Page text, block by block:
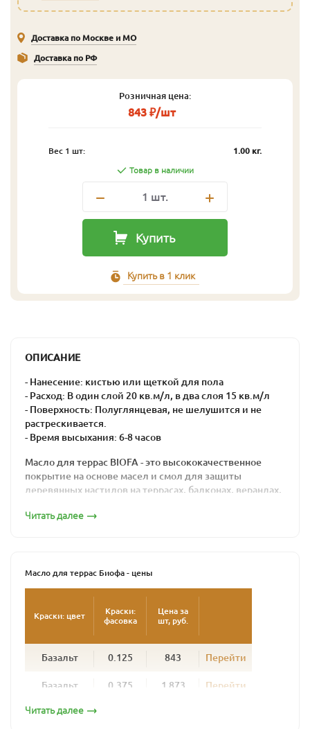
Доставка по Москве и МО
Доставка по РФ
Розничная цена:
843 ₽/шт
Вес 1 шт: 1.00 кг.
Товар в наличии
1 шт.
Купить
Купить в 1 клик
ОПИСАНИЕ
- Нанесение: кистью или щеткой для пола
- Расход: В один слой 20 кв.м/л, в два слоя 15 кв.м/л
- Поверхность: Полуглянцевая, не шелушится и не
растрескивается.
- Время высыхания: 6-8 часов
Масло для террас BIOFA - это высококачественное
покрытие на основе масел и смол для защиты
деревянных настилов на террасах, балконах, верандах,
поверхностей из европейских пород древесины.
ранее обработанной маслами. Глубоко пропитывая
образует пленки и позволяет дереву «дышать».
Продукт изготовлен из природных, натуральных
компонентов, не вызывает аллергической реакции как
поверхность от биопоражений: плесени, грибков и
Читать далее
Масло для террас Биофа - цены
Краски: цвет
Краски:
фасовка
Цена за
шт, руб.
Базальт 0.125 843 Перейти
Базальт 0.375 1 873 Перейти
Базальт
Читать далее